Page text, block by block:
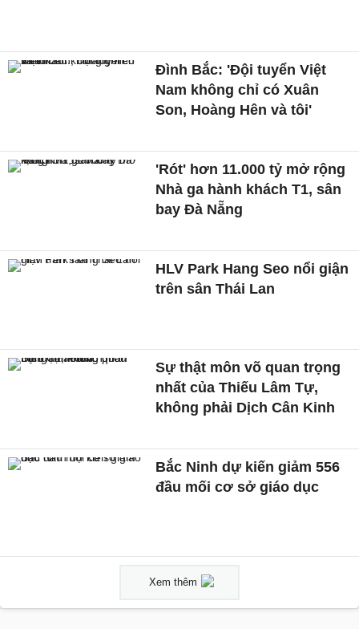
Đình Bắc: 'Đội tuyển Việt
Nam không chỉ có Xuân
Son, Hoàng Hên và tôi'
'Rót' hơn 11.000 tỷ mở rộng
Nhà ga hành khách T1, sân
bay Đà Nẵng
HLV Park Hang Seo nổi giận
trên sân Thái Lan
Sự thật môn võ quan trọng
nhất của Thiếu Lâm Tự,
không phải Dịch Cân Kinh
Bắc Ninh dự kiến giảm 556
đầu mối cơ sở giáo dục
Xem thêm